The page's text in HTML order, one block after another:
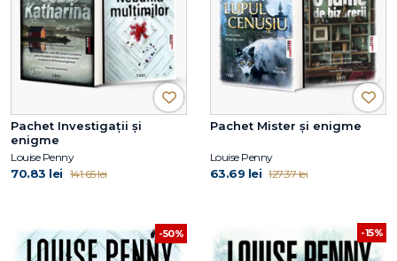
Pachet Investigații și
enigme
Louise Penny
70.83 lei 141.65 lei
Pachet Mister și enigme
Louise Penny
63.69 lei 127.37 lei
-50% -15%